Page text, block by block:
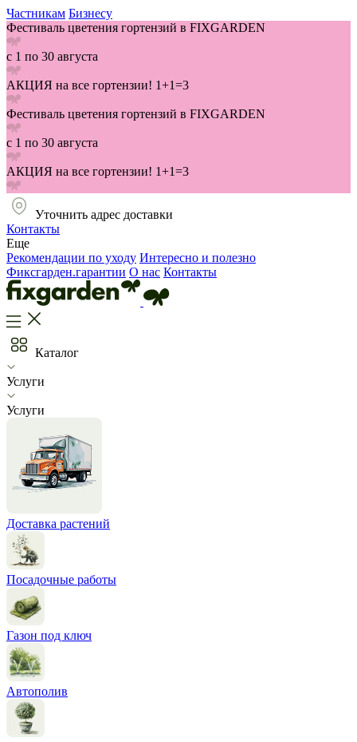
Частникам Бизнесу
Фестиваль цветения гортензий в FIXGARDEN
с 1 по 30 августа
АКЦИЯ на все гортензии! 1+1=3
Фестиваль цветения гортензий в FIXGARDEN
с 1 по 30 августа
АКЦИЯ на все гортензии! 1+1=3
Уточнить адрес доставки
Контакты
Еще
Рекомендации по уходу Интересно и полезно
Фиксгарден.гарантии О нас Контакты
Каталог
Услуги
Услуги
Доставка растений
Посадочные работы
Газон под ключ
Автополив